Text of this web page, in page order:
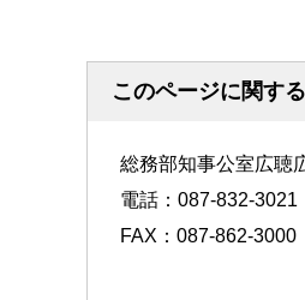
このページに関す
総務部知事公室広聴
電話：087-832-3021
FAX：087-862-3000